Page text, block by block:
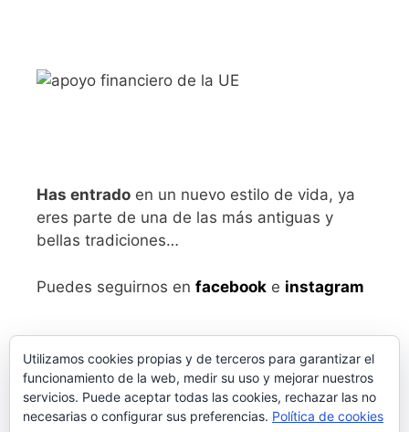
Has entrado en un nuevo estilo de vida, ya
eres parte de una de las más antiguas y
bellas tradiciones…
Puedes seguirnos en facebook e instagram
Utilizamos cookies propias y de terceros para garantizar el
funcionamiento de la web, medir su uso y mejorar nuestros
servicios. Puede aceptar todas las cookies, rechazar las no
necesarias o configurar sus preferencias. Política de cookies